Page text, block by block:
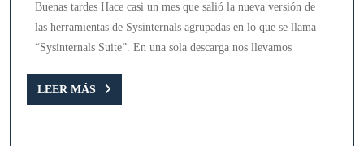
herramienta
para
Buenas tardes Hace casi un mes que salió la nueva versión de
las herramientas de Sysinternals agrupadas en lo que se llama
“Sysinternals Suite”. En una sola descarga nos llevamos
LEER MÁS
MÁS